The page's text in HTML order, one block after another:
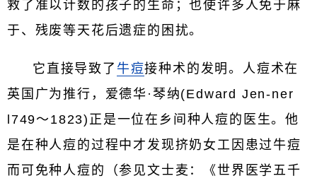
救了准以计数的孩子的生命；也使许多人免于麻
于、残废等天花后遗症的困扰。
它直接导致了 牛痘接种术的发明。人痘术在
英国广为推行，爱德华·琴纳(Edward Jen-ner
l749～1823)正是一位在乡间种人痘的医生。他
是在种人痘的过程中才发现挤奶女工因患过牛痘
而可免种人痘的（参见文士麦：《世界医学五千